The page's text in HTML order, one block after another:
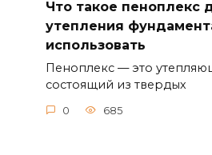
Что такое пеноплекс
утепления
использовать
Пеноплекс — это
состоящий из твердых
0 685